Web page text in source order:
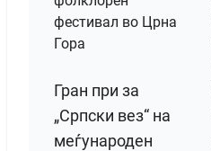
Гран при за
„Српски вез“ на
меѓународен